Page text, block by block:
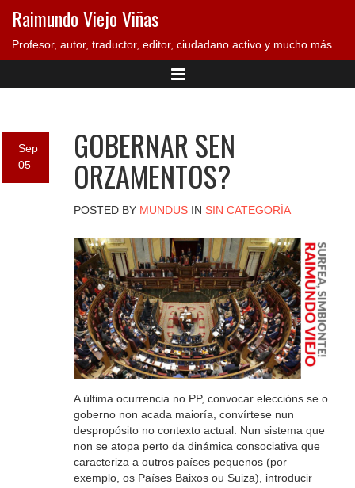
Raimundo Viejo Viñas
Profesor, autor, traductor, editor, ciudadano activo y mucho más.
Sep
05
GOBERNAR SEN
ORZAMENTOS?
POSTED BY MUNDUSIN SIN CATEGORÍA
A última ocurrencia no PP, convocar eleccións se o
goberno non acada maioría, convírtese nun
despropósito no contexto actual. Nun sistema que
non se atopa perto da dinámica consociativa que
caracteriza a outros países pequenos (por
exemplo, os Países Baixos ou Suiza), introducir